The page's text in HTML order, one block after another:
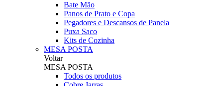
Bate Mão
Panos de Prato e Copa
Pegadores e Descansos de Panela
Puxa Saco
Kits de Cozinha
MESA POSTA
Voltar
MESA POSTA
Todos os produtos